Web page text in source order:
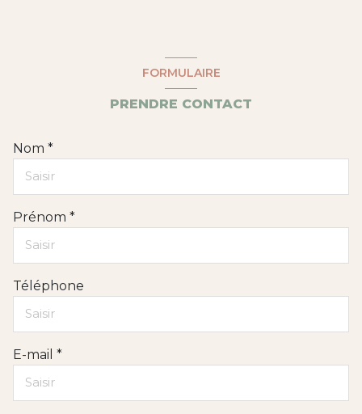
FORMULAIRE
PRENDRE CONTACT
Nom *
Prénom *
Téléphone
E-mail *